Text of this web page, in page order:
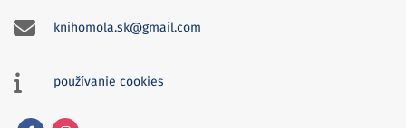
knihomola.sk@gmail.com
používanie cookies